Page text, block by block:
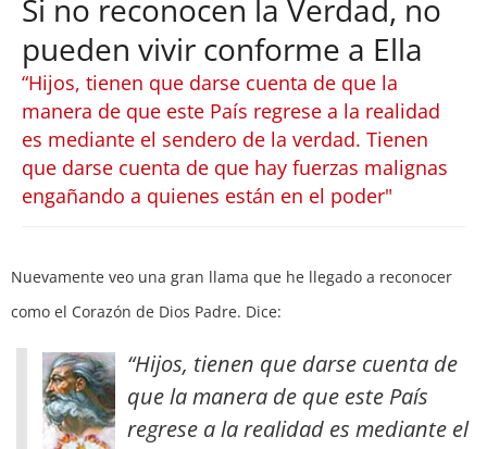
Si no reconocen la Verdad, no
pueden vivir conforme a Ella
“Hijos, tienen que darse cuenta de que la
manera de que este País regrese a la realidad
es mediante el sendero de la verdad. Tienen
que darse cuenta de que hay fuerzas malignas
engañando a quienes están en el poder"
Nuevamente veo una gran llama que he llegado a reconocer
como el Corazón de Dios Padre. Dice:
“Hijos, tienen que darse cuenta de
que la manera de que este País
regrese a la realidad es mediante el